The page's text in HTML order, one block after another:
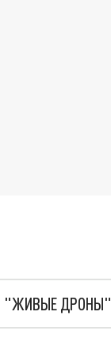
"ЖИВЫЕ ДРОНЫ"